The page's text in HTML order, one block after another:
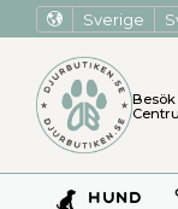
Sverige
HUND